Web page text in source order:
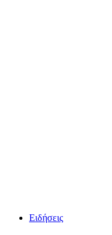
Ειδήσεις